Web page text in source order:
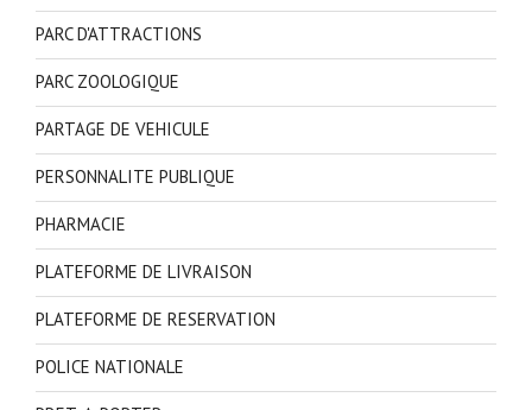
PARC D'ATTRACTIONS
PARC ZOOLOGIQUE
PARTAGE DE VEHICULE
PERSONNALITE PUBLIQUE
PHARMACIE
PLATEFORME DE LIVRAISON
PLATEFORME DE RESERVATION
POLICE NATIONALE